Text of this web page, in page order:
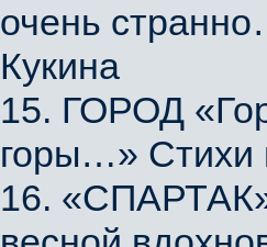
очень
Кукина
15. ГОРОД
горы…» Стихи
16.